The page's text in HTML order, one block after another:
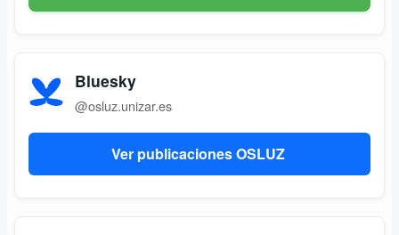
Bluesky
@osluz.unizar.es
Ver publicaciones OSLUZ